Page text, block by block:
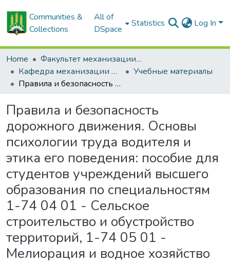
Communities &
Collections
All of
DSpace
Statistics Log In
Home
Факультет механизации сельского хозяйства
Кафедра механизации растениеводства и практического обучения
Учебные материалы
Правила и безопасность дорожного движения. Основы психологии труда водителя и этика его поведения: пособие для студентов учреждений высшего образования по специальностям 1-74 04 01 - Сельское строительство и обустройство территорий, 1-74 05 01 - Мелиорация и водное хозяйство
Правила и безопасность
дорожного движения. Основы
психологии труда водителя и
этика его поведения: пособие для
студентов учреждений высшего
образования по специальностям
1-74 04 01 - Сельское
строительство и обустройство
территорий, 1-74 05 01 -
Мелиорация и водное хозяйство